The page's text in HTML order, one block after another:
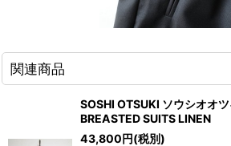
関連商品
SOSHI OTSUKI ソウシオオ
BREASTED SUITS LINEN
43,800円(税別)